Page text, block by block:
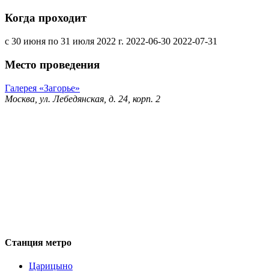
Когда проходит
с 30 июня по 31 июля 2022 г. 2022-06-30 2022-07-31
Место проведения
Галерея «Загорье»
Москва, ул. Лебедянская, д. 24, корп. 2
Станция метро
Царицыно